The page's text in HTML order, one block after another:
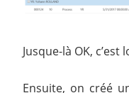
Jusque-là OK, c’est
Ensuite, on créé